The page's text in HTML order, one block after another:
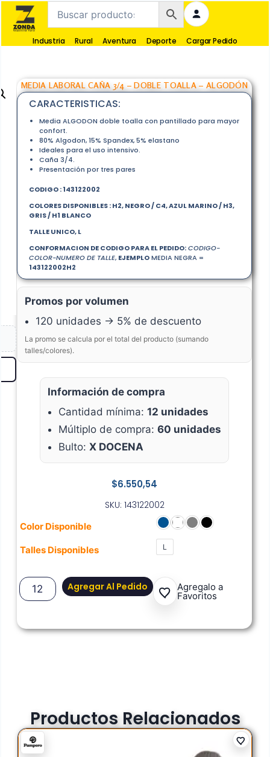
Industria Rural Aventura Deporte Cargar Pedido
MEDIA LABORAL CAÑA 3/4 – DOBLE TOALLA – ALGODÓN
$6.550,54
CARACTERISTICAS:
Media ALGODON doble toalla con pantillado para mayor
confort.
80% Algodon, 15% Spandex, 5% elastano
Ideales para el uso intensivo.
Caña 3/4.
Presentación por tres pares
CODIGO : 143122002
COLORES DISPONIBLES : H2, NEGRO / C4, AZUL MARINO / H3,
GRIS / H1 BLANCO
TALLE UNICO, L
CONFORMACION DE CODIGO PARA EL PEDIDO:CODIGO-
COLOR-NUMERO DE TALLE, EJEMPLOMEDIA NEGRA =
143122002H2
SKU: 143122002
Color Disponible
Talles Disponibles L
Agregar Al Pedido Agregalo a
Favoritos
Promos por volumen
120 unidades → 5% de descuento
La promo se calcula por el total del producto (sumando
talles/colores).
Información de compra
Cantidad mínima: 12 unidades
Múltiplo de compra: 60 unidades
Bulto: X DOCENA
Productos Relacionados